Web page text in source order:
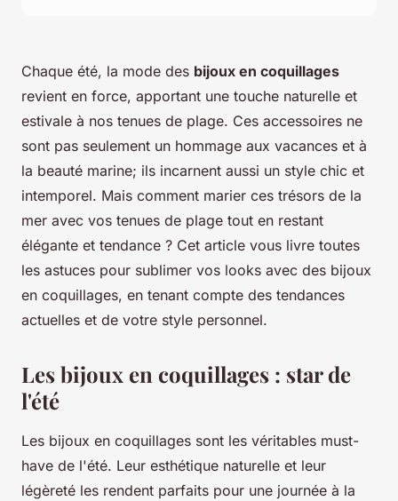
Chaque été, la mode des bijoux en coquillages
revient en force, apportant une touche naturelle et
estivale à nos tenues de plage. Ces accessoires ne
sont pas seulement un hommage aux vacances et à
la beauté marine; ils incarnent aussi un style chic et
intemporel. Mais comment marier ces trésors de la
mer avec vos tenues de plage tout en restant
élégante et tendance ? Cet article vous livre toutes
les astuces pour sublimer vos looks avec des bijoux
en coquillages, en tenant compte des tendances
actuelles et de votre style personnel.
Les bijoux en coquillages : star de
l'été
Les bijoux en coquillages sont les véritables must-
have de l'été. Leur esthétique naturelle et leur
légèreté les rendent parfaits pour une journée à la